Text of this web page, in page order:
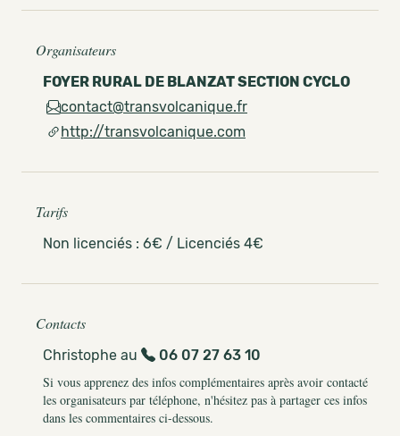
Organisateurs
FOYER RURAL DE BLANZAT SECTION CYCLO
contact@transvolcanique.fr
http://transvolcanique.com
Tarifs
Non licenciés : 6€ / Licenciés 4€
Contacts
Christophe au
06 07 27 63 10
Si vous apprenez des infos complémentaires après avoir contacté
les organisateurs par téléphone, n'hésitez pas à partager ces infos
dans les commentaires ci-dessous.